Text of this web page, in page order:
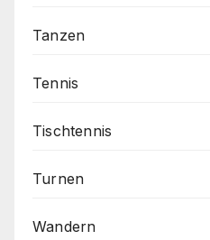
Tanzen
Tennis
Tischtennis
Turnen
Wandern